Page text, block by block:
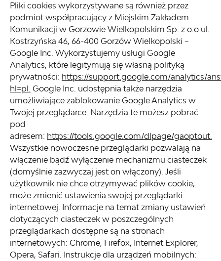
Pliki cookies wykorzystywane są również przez
podmiot współpracujący z Miejskim Zakładem
Komunikacji w Gorzowie Wielkopolskim Sp. z o.o ul.
Kostrzyńska 46, 66-400 Gorzów Wielkopolski –
Google Inc. Wykorzystujemy usługi Google
Analytics, które legitymują się własną polityką
prywatności: https://support.google.com/analytics/
hl=pl. Google Inc. udostępnia także narzędzia
umożliwiające zablokowanie Google Analytics w
Twojej przeglądarce. Narzędzia te możesz pobrać
pod
adresem: https://tools.google.com/dlpage/gaoptout.
Wszystkie nowoczesne przeglądarki pozwalają na
włączenie bądź wyłączenie mechanizmu ciasteczek
(domyślnie zazwyczaj jest on włączony). Jeśli
użytkownik nie chce otrzymywać plików cookie,
może zmienić ustawienia swojej przeglądarki
internetowej. Informacje na temat zmiany ustawień
dotyczących ciasteczek w poszczególnych
przeglądarkach dostępne są na stronach
internetowych: Chrome, Firefox, Internet Explorer,
Opera, Safari. Instrukcje dla urządzeń mobilnych: